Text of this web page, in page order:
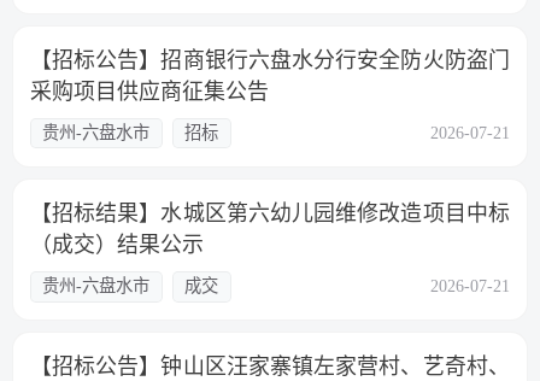
【招标公告】招商银行六盘水分行安全防火防盗门
采购项目供应商征集公告
贵州-六盘水市 招标 2026-07-21
【招标结果】水城区第六幼儿园维修改造项目中标
（成交）结果公示
贵州-六盘水市 成交 2026-07-21
【招标公告】钟山区汪家寨镇左家营村、艺奇村、